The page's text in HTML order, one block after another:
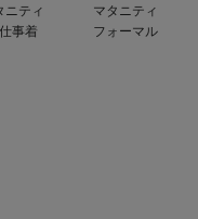
ニティ
事着
マタニティ
フォーマル